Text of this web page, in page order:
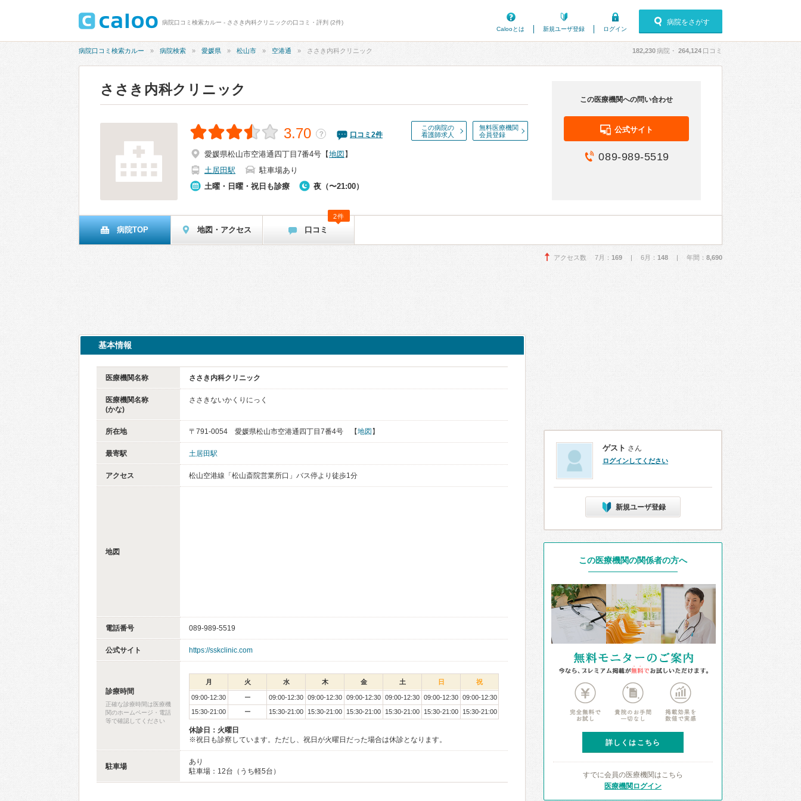
病院口コミ検索カルー - ささき内科クリニックの口コミ・評判 (2件)
Calooとは
新規ユーザ登録 ログイン
病院をさがす
病院口コミ検索カルー 病院検索 愛媛県 松山市 空港通 ささき内科クリニック 182,230病院・ 264,124 口コミ
ささき内科クリニック
この病院の
看護師求人
無料医療機関
会員登録
3.70 ？ 口コミ 2件
愛媛県松山市空港通四丁目7番4号 【地図 】
土居田駅
駐車場あり
土曜・日曜・祝日も診療
夜（〜21:00）
この医療機関への問い合わせ
公式サイト
089-989-5519
病院TOP 地図・アクセス 口コミ
2件
アクセス数 7月： 169 | 6月： 148 | 年間： 8,690
基本情報
医療機関名称 ささき内科クリニック
医療機関名称
(かな)
ささきないかくりにっく
所在地 〒791-0054 愛媛県松山市空港通四丁目7番4号 【地図 】
最寄駅 土居田駅
アクセス 松山空港線「松山斎院営業所口」バス停より徒歩1分
地図
電話番号 089-989-5519
公式サイト https://sskclinic.com
診療時間
正確な診療時間は医療機
関のホームページ・電話
等で確認してください
月 火 水 木 金 土 日 祝
09:00-12:30 ー 09:00-12:30 09:00-12:30 09:00-12:30 09:00-12:30 09:00-12:30 09:00-12:30
15:30-21:00
ー 15:30-21:00 15:30-21:00 15:30-21:00 15:30-21:00 15:30-21:00 15:30-21:00
休診日：火曜日
※祝日も診察しています。ただし、祝日が火曜日だった場合は休診となります。
駐車場
あり
駐車場：12台（うち軽5台）
ゲスト さん
ログインしてください
新規ユーザ登録
この医療機関の関係者の方へ
詳しくはこちら
すでに会員の医療機関はこちら
医療機関ログイン